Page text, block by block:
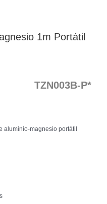
1m Portátil
TZN003B-P*
aluminio-magnesio portátil